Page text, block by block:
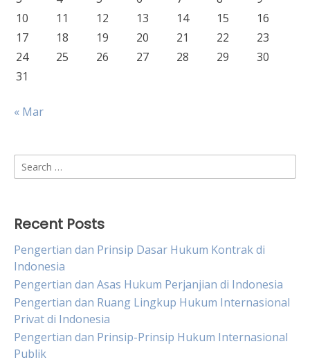
10
11 12 13 14 15
16
17
18 19 20 21 22
23
24
25 26 27 28 29
30
31
« Mar
Search
for:
Recent Posts
Pengertian dan Prinsip Dasar Hukum Kontrak di
Indonesia
Pengertian dan Asas Hukum Perjanjian di Indonesia
Pengertian dan Ruang Lingkup Hukum Internasional
Privat di Indonesia
Pengertian dan Prinsip-Prinsip Hukum Internasional
Publik